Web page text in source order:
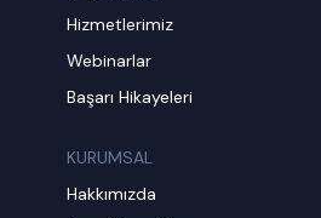
Hizmetlerimiz
Webinarlar
Başarı Hikayeleri
KURUMSAL
Hakkımızda